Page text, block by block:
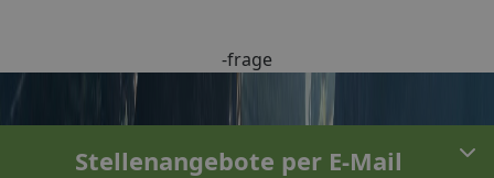
-frage
Stellenangebote per E-Mail